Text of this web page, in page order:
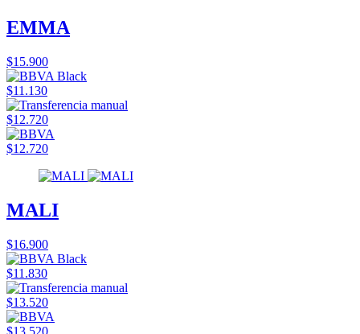
EMMA
$15.900
$11.130
$12.720
$12.720
MALI
$16.900
$11.830
$13.520